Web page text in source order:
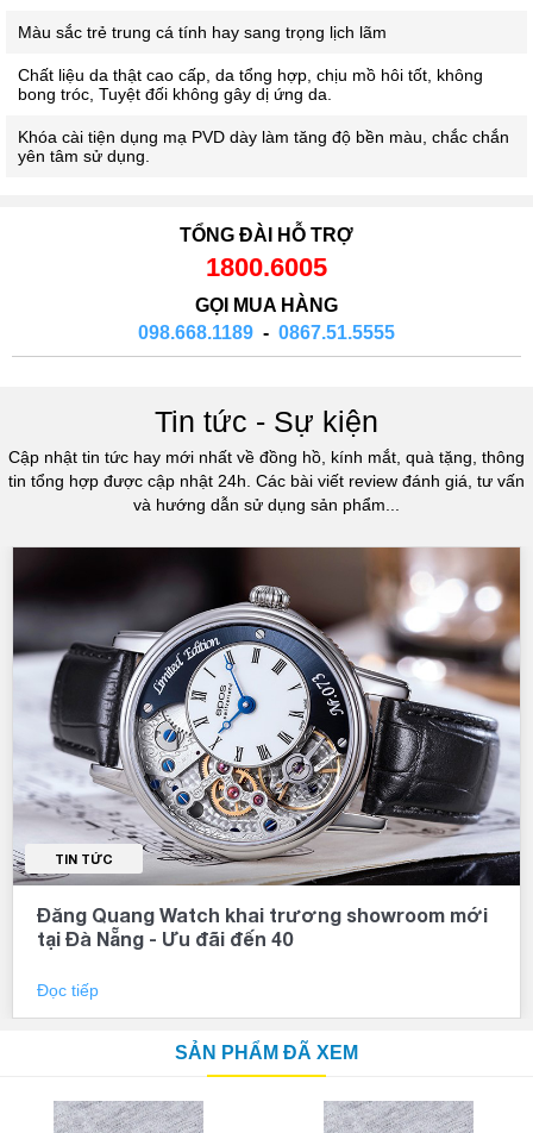
Màu sắc trẻ trung cá tính hay sang trọng lịch lãm
Chất liệu da thật cao cấp, da tổng hợp, chịu mồ hôi tốt, không
bong tróc, Tuyệt đối không gây dị ứng da.
Khóa cài tiện dụng mạ PVD dày làm tăng độ bền màu, chắc chắn
yên tâm sử dụng.
TỔNG ĐÀI HỖ TRỢ
1800.6005
GỌI MUA HÀNG
098.668.1189 - 0867.51.5555
Tin tức - Sự kiện
Cập nhật tin tức hay mới nhất về đồng hồ, kính mắt, quà tặng, thông
tin tổng hợp được cập nhật 24h. Các bài viết review đánh giá, tư vấn
và hướng dẫn sử dụng sản phẩm...
TIN TỨC
Đăng Quang Watch khai trương showroom mới
tại Đà Nẵng - Ưu đãi đến 40
Đọc tiếp
SẢN PHẨM ĐÃ XEM